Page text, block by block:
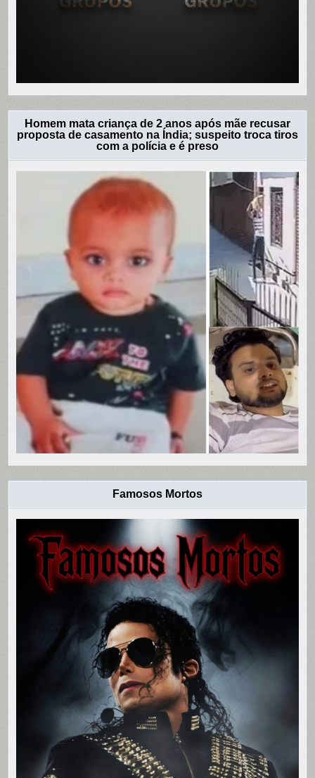
Homem mata criança de 2 anos após mãe recusar
proposta de casamento na Índia; suspeito troca tiros
com a polícia e é preso
Famosos Mortos